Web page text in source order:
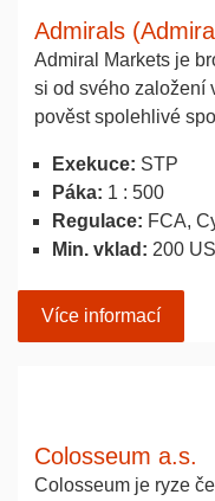
Více informací
Admirals
Admiral Markets je
si od svého založení
pověst spolehlivé
Exekuce: STP
Páka: 1 : 500
Regulace: FCA,
Min. vklad: 200
Colosseum a.s.
Colosseum je ryze